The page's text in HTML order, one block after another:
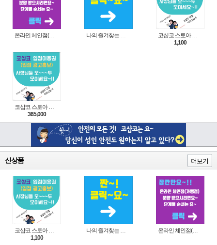
온라인 체인점(가맹점) 분양순서(필독)
1,100
365,000
신상품 더보기
코샵코 스토아 입점 1일 이용권
1,100
나의 즐겨찾는 상품 리스트로 편리하게 주문하세요~(쿠팡 다이나믹 배너) 온라인 체인점(가맹점) 분양순서(필독)